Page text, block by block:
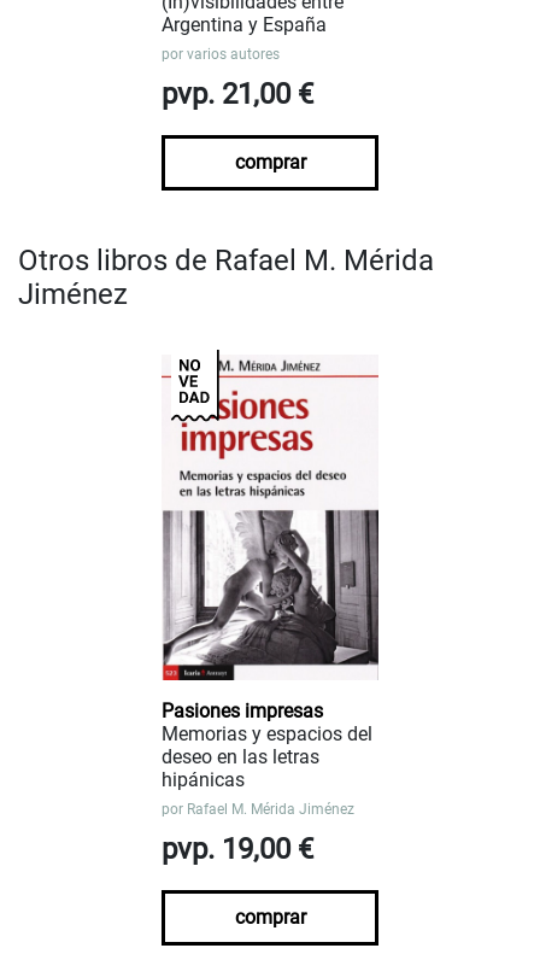
Argentina y España
por varios autores
pvp. 21,00 €
comprar
Otros libros de Rafael M. Mérida
Jiménez
Pasiones impresas
Memorias y espacios del
deseo en las letras
hipánicas
por Rafael M. Mérida Jiménez
pvp. 19,00 €
comprar